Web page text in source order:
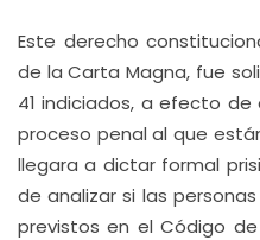
Este derecho
de la Carta Magna, fue
41 indiciados, a efecto
proceso penal al que
llegara a dictar formal
de analizar si las
previstos en el Código